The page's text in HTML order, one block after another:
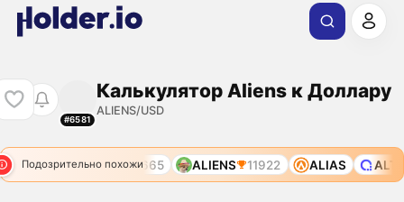
#6581
Калькулятор Aliens к Доллару
ALIENS/USD
Подозрительно похожи
11071 ALIENS 11665 ALIENS 11922 ALIAS ALT